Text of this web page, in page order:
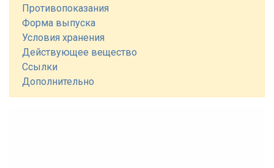
Противопоказания
Форма выпуска
Условия хранения
Действующее вещество
Ссылки
Дополнительно